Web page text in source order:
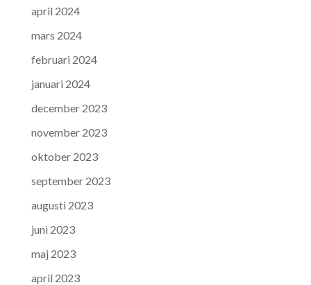
april 2024
mars 2024
februari 2024
januari 2024
december 2023
november 2023
oktober 2023
september 2023
augusti 2023
juni 2023
maj 2023
april 2023